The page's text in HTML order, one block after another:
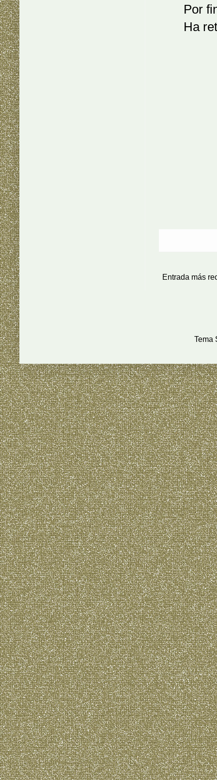
Por fin
Ha
Entrada más
Tema